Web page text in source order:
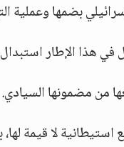
بضمها وعملية
في هذا الإطار
من مضمونها السيادي.